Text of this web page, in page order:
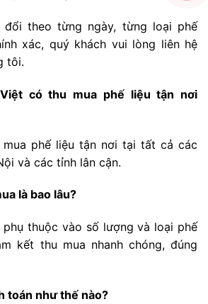
đổi theo từng ngày, từng loại phế
xác, quý khách vui lòng liên hệ
tôi.
có thu mua phế liệu tận nơi
phế liệu tận nơi tại tất cả các
và các tỉnh lân cận.
là bao lâu?
phụ thuộc vào số lượng và loại phế
kết thu mua nhanh chóng, đúng
toán như thế nào?